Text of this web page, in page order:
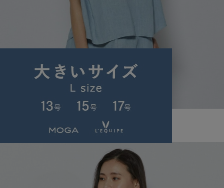
(ぶらうす)